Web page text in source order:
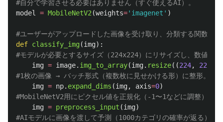
model
= MobileNetV2 (weights=' imagenet ' )
def classify_img(img):
img = image. img_to_array(img. resize((224, 224
img = np. expand_dims (img, axis=0)
img = preprocess_input (img)